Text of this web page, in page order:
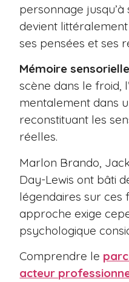
personnage jusqu’à
devient
ses pensées et ses
Mémoire
scène dans le froid,
mentalement dans
reconstituant les
réelles.
Marlon Brando,
Day-Lewis ont bâti
légendaires sur ces
approche exige
psychologique
Comprendre le
acteur